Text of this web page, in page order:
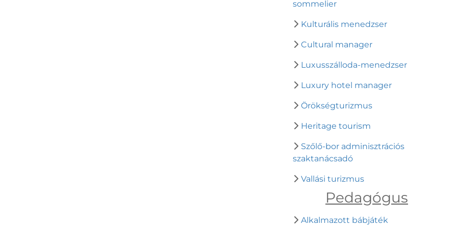
sommelier
Kulturális menedzser
Cultural manager
Luxusszálloda-menedzser
Luxury hotel manager
Örökségturizmus
Heritage tourism
Szőlő-bor adminisztrációs
szaktanácsadó
Vallási turizmus
Pedagógus
Alkalmazott bábjáték